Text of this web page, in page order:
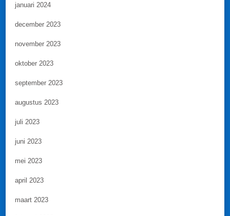
januari 2024
december 2023
november 2023
oktober 2023
september 2023
augustus 2023
juli 2023
juni 2023
mei 2023
april 2023
maart 2023